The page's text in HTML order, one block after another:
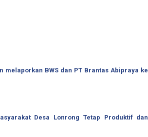
BWS dan PT Brantas Abipraya ke
Desa Lonrong Tetap Produktif dan